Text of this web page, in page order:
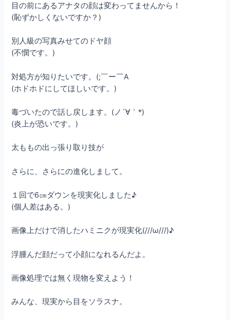
目の前にあるアナタの顔は変わってませんから！
(恥ずかしくないですか？)
別人級の写真みせてのドヤ顔
(不憫です。)
対処方が知りたいです。(;￣ー￣A
(ホドホドにしてほしいです。)
毒づいたので話し戻します。(ノ´∀｀*)
(炎上が恐いです。)
太ももの出っ張り取り技が
さらに、さらにの進化しまして。
１回で6㎝ダウンを現実化しました♪
(個人差はある。)
画像上だけで消したハミニクが現実化(///ω///)♪
浮腫んだ顔だって小顔になれるんだよ。
画像処理では無く現物を変えよう！
みんな、現実から目をソラスナ。